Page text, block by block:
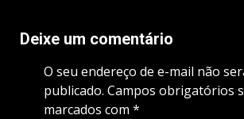
Deixe um comentário
O seu endereço de e-mail não
publicado. Campos obrigatórios
marcados com *